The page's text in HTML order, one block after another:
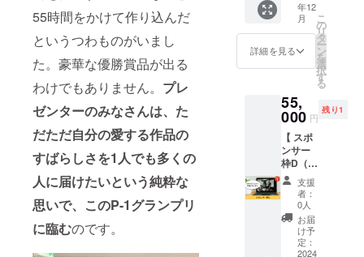
55時間をかけて作り込んだ
というつわものがいまし
た。豪華な優勝賞品が出る
わけでもありません。 プレ
ゼンターのみなさんは、た
だただ自分の愛する作品の
すばらしさを1人でも多くの
人に届けたいという純粋な
思いで、このP-1グランプリ
に臨むのです。
（金）
19時〜
22時 ・
実施 ・
掲載タ
イミン
グ：イ
ベント
開始時
と終了
時、読
み上げ
・掲載
内容は
メール
時にあ
なたの
会社の
ロゴを
会場に
表示、
げいた
しま
す。 ま
た、対
戦の合
間と休
憩時に
も表示
いたし
ます。
A・B枠
と比較
年12
月
詳細を見る
こ
の
リ
タ
ー
ン
を
選
択
す
る
55,
000 円
残り1
【 スポ
ンサー
枠D（制
作会社
向
け）】
一社限
定！エ
キシビ
ション
支援
者：
0人
お届
け予
定：
2024